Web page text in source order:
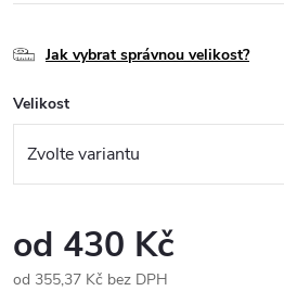
Jak vybrat správnou velikost?
Velikost
od 430 Kč
od 355,37 Kč bez DPH